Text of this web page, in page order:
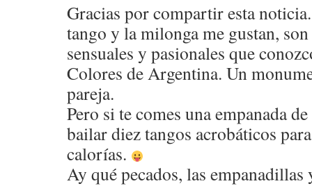
Gracias por compartir esta
tango y la milonga me gustan,
sensuales y pasionales que
Colores de Argentina. Un
pareja.
Pero si te comes una empanada
bailar diez tangos acrobáticos
calorías.
Ay qué pecados, las empanadillas